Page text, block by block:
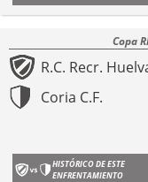
Copa
R.C. Recr.
Coria C.F.
HISTÓRICO DE ESTE
ENFRENTAMIENTO